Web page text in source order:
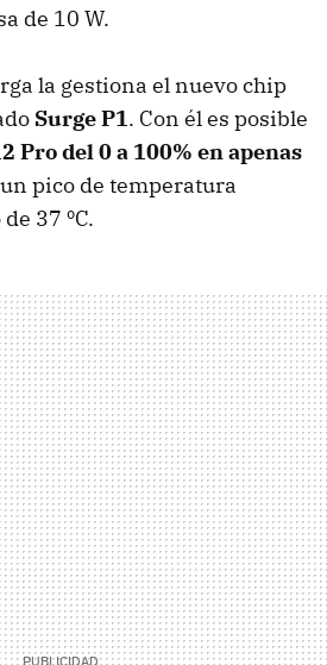
de 10 W.
la gestiona el nuevo chip
Surge P1. Con él es posible
Pro del 0 a 100% en apenas
pico de temperatura
37 ºC.